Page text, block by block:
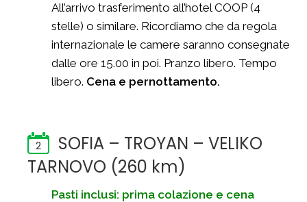
All’arrivo trasferimento all’hotel COOP (4
stelle) o similare. Ricordiamo che da regola
internazionale le camere saranno consegnate
dalle ore 15.00 in poi. Pranzo libero. Tempo
libero. Cena e pernottamento.
2
SOFIA – TROYAN – VELIKO
TARNOVO (260 km)
Pasti inclusi: prima colazione e cena